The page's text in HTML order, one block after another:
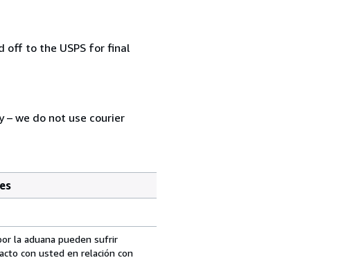
off to the USPS for final
we do not use courier
la aduana pueden sufrir
con usted en relación con